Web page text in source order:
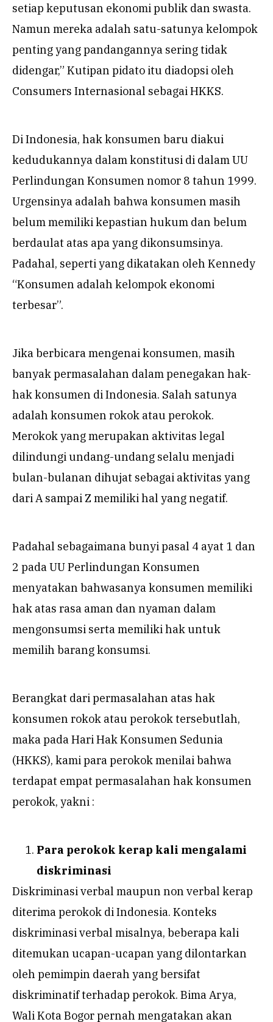
setiap keputusan ekonomi publik dan swasta.
Namun mereka adalah satu-satunya kelompok
penting yang pandangannya sering tidak
didengar,” Kutipan pidato itu diadopsi oleh
Consumers Internasional sebagai HKKS.
Di Indonesia, hak konsumen baru diakui
kedudukannya dalam konstitusi di dalam UU
Perlindungan Konsumen nomor 8 tahun 1999.
Urgensinya adalah bahwa konsumen masih
belum memiliki kepastian hukum dan belum
berdaulat atas apa yang dikonsumsinya.
Padahal, seperti yang dikatakan oleh Kennedy
“Konsumen adalah kelompok ekonomi
terbesar”.
Jika berbicara mengenai konsumen, masih
banyak permasalahan dalam penegakan hak-
hak konsumen di Indonesia. Salah satunya
adalah konsumen rokok atau perokok.
Merokok yang merupakan aktivitas legal
dilindungi undang-undang selalu menjadi
bulan-bulanan dihujat sebagai aktivitas yang
dari A sampai Z memiliki hal yang negatif.
Padahal sebagaimana bunyi pasal 4 ayat 1 dan
2 pada UU Perlindungan Konsumen
menyatakan bahwasanya konsumen memiliki
hak atas rasa aman dan nyaman dalam
mengonsumsi serta memiliki hak untuk
memilih barang konsumsi.
Berangkat dari permasalahan atas hak
konsumen rokok atau perokok tersebutlah,
maka pada Hari Hak Konsumen Sedunia
(HKKS), kami para perokok menilai bahwa
terdapat empat permasalahan hak konsumen
perokok, yakni :
Para perokok kerap kali mengalami
diskriminasi
Diskriminasi verbal maupun non verbal kerap
diterima perokok di Indonesia. Konteks
diskriminasi verbal misalnya, beberapa kali
ditemukan ucapan-ucapan yang dilontarkan
oleh pemimpin daerah yang bersifat
diskriminatif terhadap perokok. Bima Arya,
Wali Kota Bogor pernah mengatakan akan